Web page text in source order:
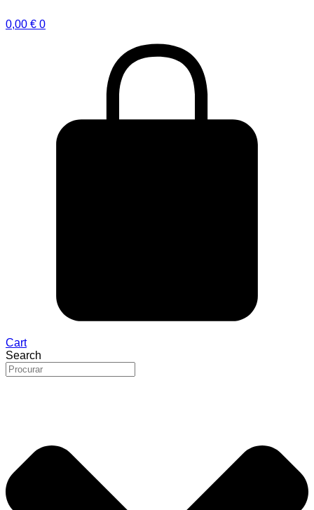
0,00 € 0
Cart
Search